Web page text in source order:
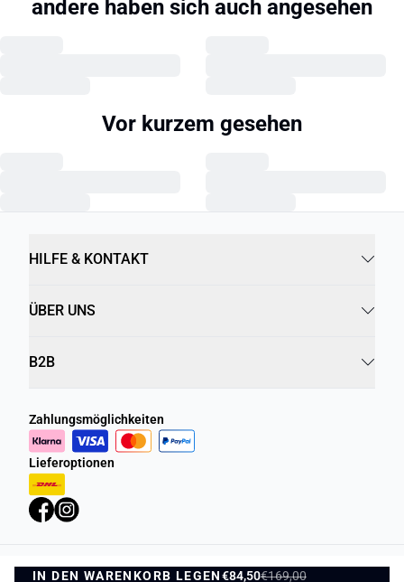
IN DEN WARENKORB LEGEN€84,50€169,00
andere haben sich auch angesehen
Vor kurzem gesehen
HILFE & KONTAKT
ÜBER UNS
B2B
Zahlungsmöglichkeiten
Lieferoptionen
Datenschutzrichtlinie Geschäftsbedingungen